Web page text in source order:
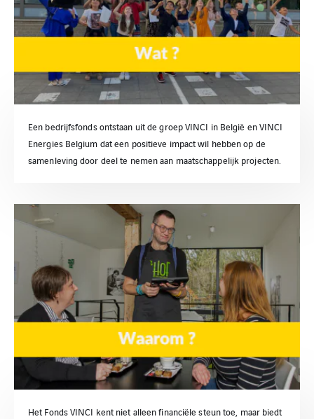
Een bedrijfsfonds ontstaan uit de groep VINCI in België en VINCI
Energies Belgium dat een positieve impact wil hebben op de
samenleving door deel te nemen aan maatschappelijk projecten.
Het Fonds VINCI kent niet alleen financiële steun toe, maar biedt